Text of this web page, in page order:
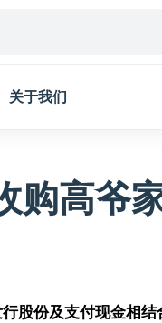
关于我们
购高爷
股份及支付现金相